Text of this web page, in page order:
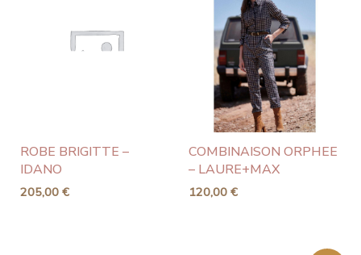
ROBE BRIGITTE –
IDANO
205,00 €
COMBINAISON ORPHEE
– LAURE+MAX
120,00 €